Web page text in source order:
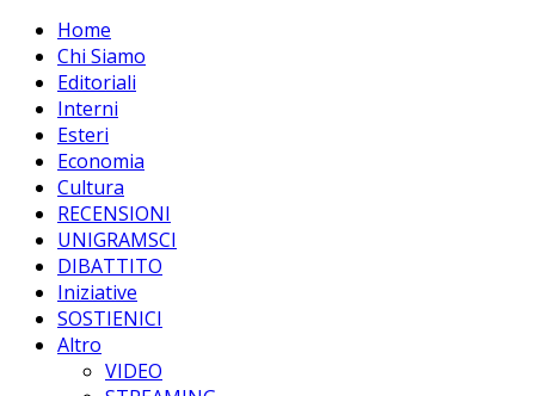
Home
Chi Siamo
Editoriali
Interni
Esteri
Economia
Cultura
RECENSIONI
UNIGRAMSCI
DIBATTITO
Iniziative
SOSTIENICI
Altro
VIDEO